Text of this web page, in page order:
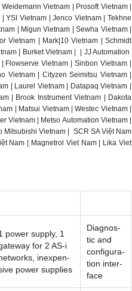
Vietnam | Prosoft Vietnam |
YSI Vietnam | Jenco Vietnam | Tekhne
| Migun Vietnam | Sewha Vietnam |
Vietnam | Mark|10 Vietnam | Schmidt
| Burket Vietnam | | JJ Automation
Vietnam | Sinbon Vietnam |
Vietnam | Cityzen Seimitsu Vietnam |
| Laurel Vietnam | Datapaq Vietnam |
| Brook Instrument Vietnam | Dakota
| Matsui Vietnam | Westec Vietnam |
Vietnam | Metso Automation Vietnam |
Mitsubishi Vietnam | SCR SA Việt Nam
Nam | Magnetrol Viet Nam | Lika Viet
power sup­ply, 1
for 2 AS-i
in­ex­pen­
power sup­plies
Di­ag­nos­
tic and
con­fig­u­ra­
tion in­ter­
face